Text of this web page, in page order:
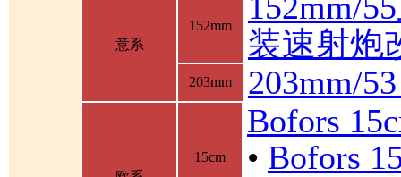
意系
152mm
装速射炮
203mm 203mm/
15cm
Bofors
• Bofors